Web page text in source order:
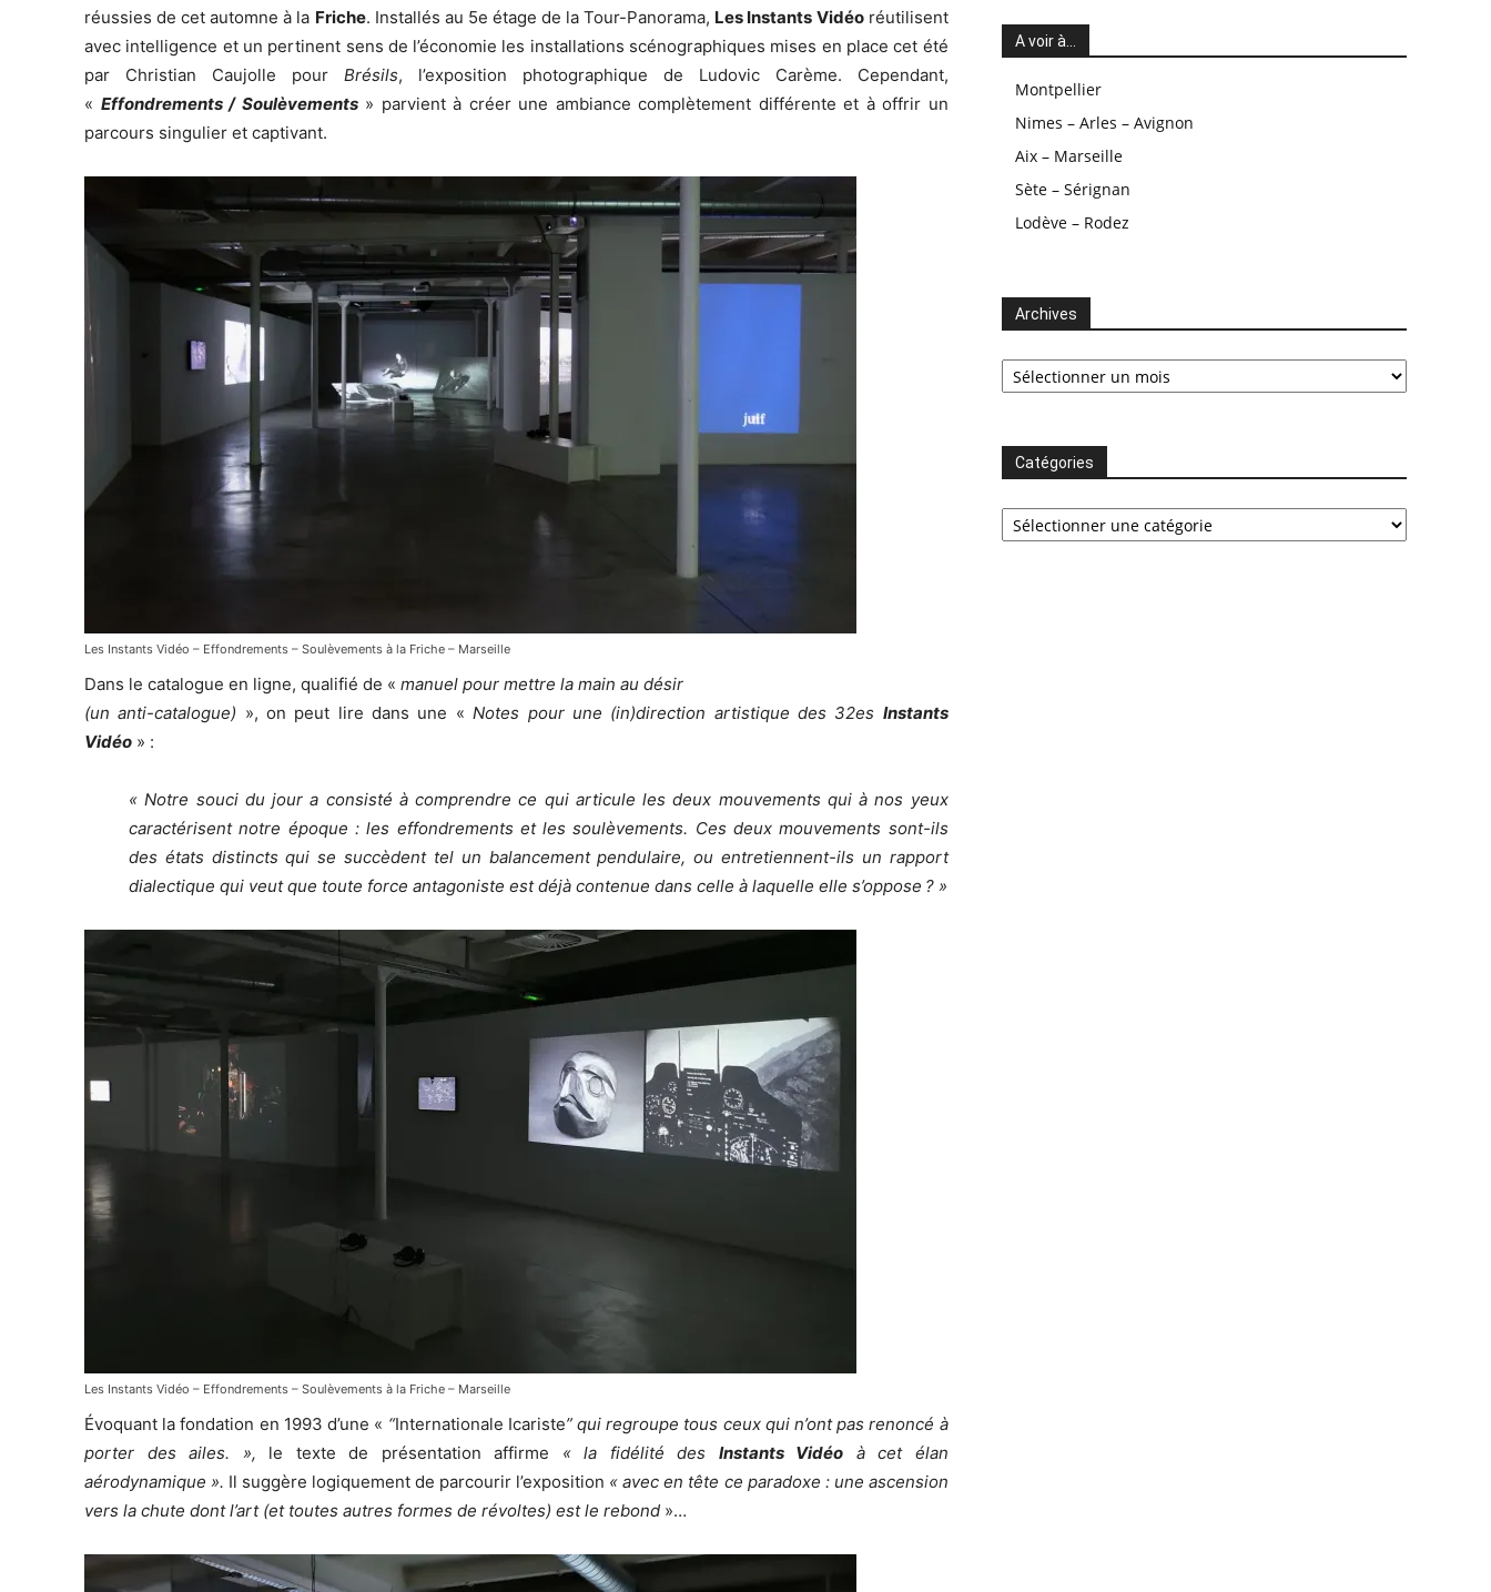
réussies de cet automne à la Friche. Installés au 5e étage de la Tour-Panorama, Les Instants Vidéoréutilisent
avec intelligence et un pertinent sens de l’économie les installations scénographiques mises en place cet été
par Christian Caujolle pour Brésils, l’exposition photographique de Ludovic Carème. Cependant,
« Effondrements / Soulèvements» parvient à créer une ambiance complètement différente et à offrir un
parcours singulier et captivant.
Les Instants Vidéo – Effondrements – Soulèvements à la Friche – Marseille
Dans le catalogue en ligne, qualifié de « manuel pour mettre la main au désir
(un anti-catalogue) », on peut lire dans une «Notes pour une (in)direction artistique des 32es Instants
Vidéo » :
« Notre souci du jour a consisté à comprendre ce qui articule les deux mouvements qui à nos yeux
caractérisent notre époque : les effondrements et les soulèvements. Ces deux mouvements sont-ils
des états distincts qui se succèdent tel un balancement pendulaire, ou entretiennent-ils un rapport
dialectique qui veut que toute force antagoniste est déjà contenue dans celle à laquelle elle s’oppose ? »
Les Instants Vidéo – Effondrements – Soulèvements à la Friche – Marseille
Évoquant la fondation en 1993 d’une « “Internationale Icariste” qui regroupe tous ceux qui n’ont pas renoncé à
porter des ailes. », le texte de présentation affirme « la fidélité des Instants Vidéo à cet élan
aérodynamique ». Il suggère logiquement de parcourir l’exposition « avec en tête ce paradoxe : une ascension
vers la chute dont l’art (et toutes autres formes de révoltes) est le rebond »…
A voir à…
Montpellier
Nimes – Arles – Avignon
Aix – Marseille
Sète – Sérignan
Lodève – Rodez
Archives
Archives
Catégories
Catégories